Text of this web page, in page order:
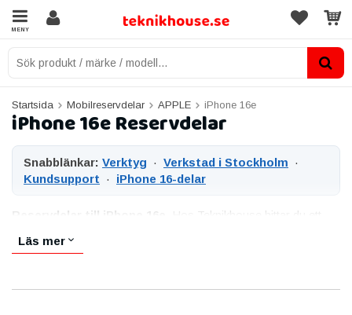
MENY
Startsida Mobilreservdelar APPLE iPhone 16e
iPhone 16e Reservdelar
Snabblänkar: Verktyg · Verkstad i Stockholm ·
Kundsupport · iPhone 16-delar
Reservdelar till iPhone 16e.
Hos Teknikhouse hittar du ett
skärmar, laddkontakter, kameror, högtalare, sensorer och
Läs mer